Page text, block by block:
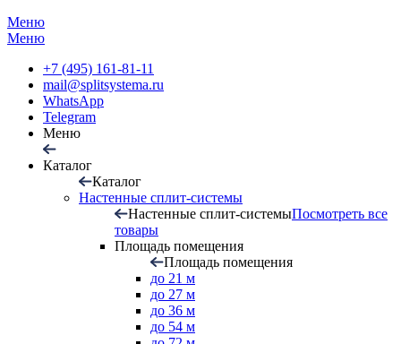
Меню
Меню
+7 (495) 161-81-11
mail@splitsystema.ru
WhatsApp
Telegram
Меню
Каталог
Каталог
Настенные сплит-системы
Настенные сплит-системыПосмотреть все
товары
Площадь помещения
Площадь помещения
до 21 м
до 27 м
до 36 м
до 54 м